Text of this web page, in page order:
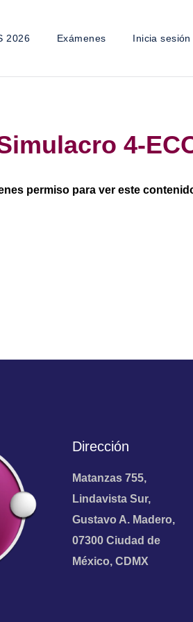
2026 Exámenes Inicia sesión
4-
permiso para ver este
Dirección
Matanzas 755,
Lindavista Sur,
Gustavo A. Madero,
07300 Ciudad de
México, CDMX